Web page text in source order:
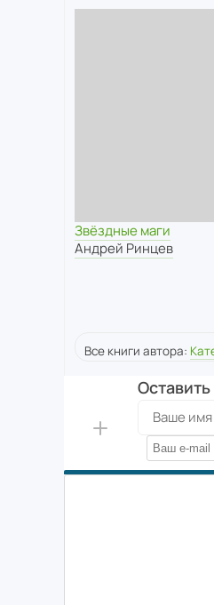
Звёздные маги
Андрей Ринцев
Все книги автора: